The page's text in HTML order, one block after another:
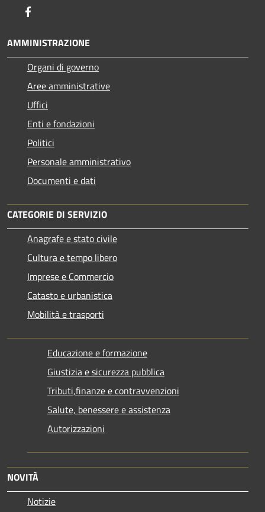
AMMINISTRAZIONE
Organi di governo
Aree amministrative
Uffici
Enti e fondazioni
Politici
Personale amministrativo
Documenti e dati
CATEGORIE DI SERVIZIO
Anagrafe e stato civile
Cultura e tempo libero
Imprese e Commercio
Catasto e urbanistica
Mobilità e trasporti
Educazione e formazione
Giustizia e sicurezza pubblica
Tributi,finanze e contravvenzioni
Salute, benessere e assistenza
Autorizzazioni
NOVITÀ
Notizie